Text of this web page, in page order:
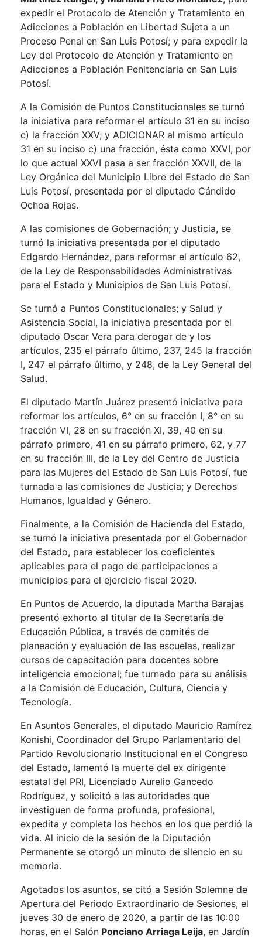
expedir el Protocolo de Atención y Tratamiento en
Adicciones a Población en Libertad Sujeta a un
Proceso Penal en San Luis Potosí; y para expedir la
Ley del Protocolo de Atención y Tratamiento en
Adicciones a Población Penitenciaria en San Luis
Potosí.
A la Comisión de Puntos Constitucionales se turnó
la iniciativa para reformar el artículo 31 en su inciso
c) la fracción XXV; y ADICIONAR al mismo artículo
31 en su inciso c) una fracción, ésta como XXVI, por
lo que actual XXVI pasa a ser fracción XXVII, de la
Ley Orgánica del Municipio Libre del Estado de San
Luis Potosí, presentada por el diputado Cándido
Ochoa Rojas.
A las comisiones de Gobernación; y Justicia, se
turnó la iniciativa presentada por el diputado
Edgardo Hernández, para reformar el artículo 62,
de la Ley de Responsabilidades Administrativas
para el Estado y Municipios de San Luis Potosí.
Se turnó a Puntos Constitucionales; y Salud y
Asistencia Social, la iniciativa presentada por el
diputado Oscar Vera para derogar de y los
artículos, 235 el párrafo último, 237, 245 la fracción
I, 247 el párrafo último, y 248, de la Ley General del
Salud.
El diputado Martín Juárez presentó iniciativa para
reformar los artículos, 6° en su fracción I, 8° en su
fracción VI, 28 en su fracción XI, 39, 40 en su
párrafo primero, 41 en su párrafo primero, 62, y 77
en su fracción III, de la Ley del Centro de Justicia
para las Mujeres del Estado de San Luis Potosí, fue
turnada a las comisiones de Justicia; y Derechos
Humanos, Igualdad y Género.
Finalmente, a la Comisión de Hacienda del Estado,
se turnó la iniciativa presentada por el Gobernador
del Estado, para establecer los coeficientes
aplicables para el pago de participaciones a
municipios para el ejercicio fiscal 2020.
En Puntos de Acuerdo, la diputada Martha Barajas
presentó exhorto al titular de la Secretaría de
Educación Pública, a través de comités de
planeación y evaluación de las escuelas, realizar
cursos de capacitación para docentes sobre
inteligencia emocional; fue turnado para su análisis
a la Comisión de Educación, Cultura, Ciencia y
Tecnología.
En Asuntos Generales, el diputado Mauricio Ramírez
Konishi, Coordinador del Grupo Parlamentario del
Partido Revolucionario Institucional en el Congreso
del Estado, lamentó la muerte del ex dirigente
estatal del PRI, Licenciado Aurelio Gancedo
Rodríguez, y solicitó a las autoridades que
investiguen de forma profunda, profesional,
expedita y completa los hechos en los que perdió la
vida. Al inicio de la sesión de la Diputación
Permanente se otorgó un minuto de silencio en su
memoria.
Agotados los asuntos, se citó a Sesión Solemne de
Apertura del Periodo Extraordinario de Sesiones, el
jueves 30 de enero de 2020, a partir de las 10:00
horas, en el Salón Ponciano Arriaga Leija, en Jardín